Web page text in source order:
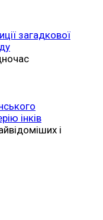
загадкової
інків
і